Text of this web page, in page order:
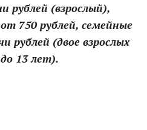
рублей (взрослый),
750 рублей, семейные
рублей (двое взрослых
13 лет).